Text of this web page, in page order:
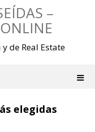
–
de Real Estate
elegidas